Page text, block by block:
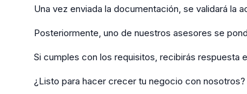
Una vez enviada la documentación, se validará la
Posteriormente, uno de nuestros asesores se
Si cumples con los requisitos, recibirás respuesta
¿Listo para hacer crecer tu negocio con nosotros?